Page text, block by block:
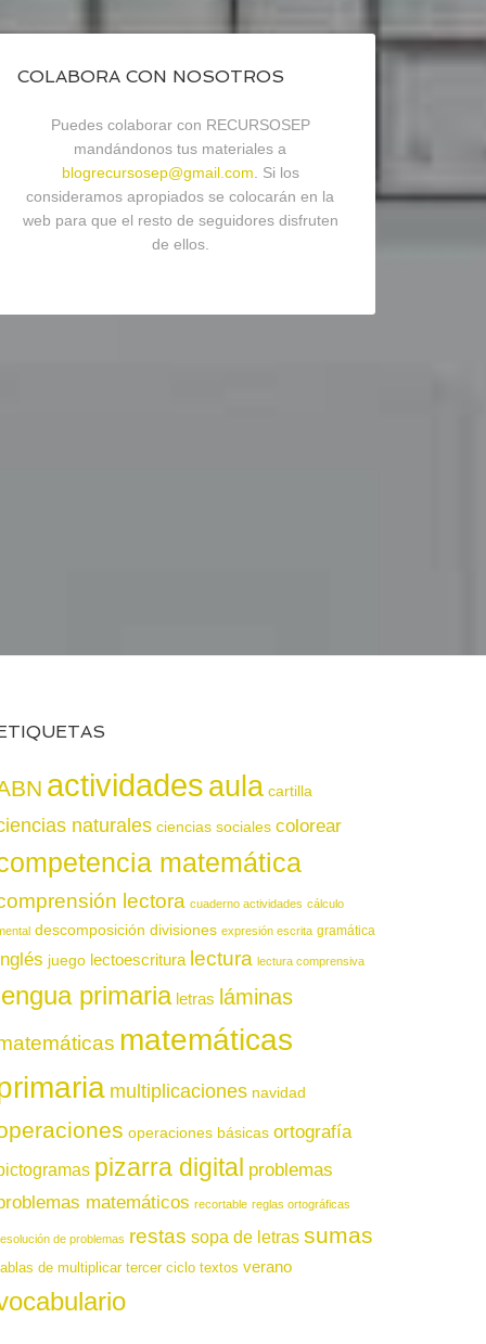
COLABORA CON NOSOTROS
Puedes colaborar con RECURSOSEP
mandándonos tus materiales a
blogrecursosep@gmail.com . Si los
consideramos apropiados se colocarán en la
web para que el resto de seguidores disfruten
de ellos.
actividadesaula cartilla
naturales ciencias sociales colorear
matemática
lectora cuaderno actividades cálculo
descomposición divisiones expresión escrita gramática
juego lectoescritura lectura lectura comprensiva
primaria letras láminas
matemáticas
multiplicaciones navidad
operaciones básicas ortografía
pizarra digital problemas
matemáticos recortable reglas ortográficas
de problemas restas sopa de letras sumas
de multiplicar tercer ciclo textos verano